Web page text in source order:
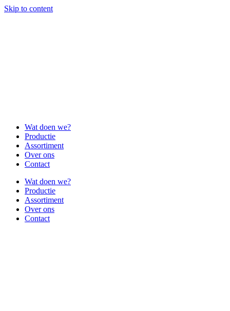
Skip to content
Wat doen we?
Productie
Assortiment
Over ons
Contact
Wat doen we?
Productie
Assortiment
Over ons
Contact